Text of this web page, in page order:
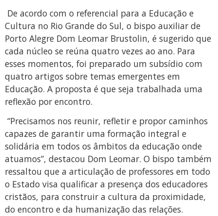
De acordo com o referencial para a Educação e
Cultura no Rio Grande do Sul, o bispo auxiliar de
Porto Alegre Dom Leomar Brustolin, é sugerido que
cada núcleo se reúna quatro vezes ao ano. Para
esses momentos, foi preparado um subsídio com
quatro artigos sobre temas emergentes em
Educação. A proposta é que seja trabalhada uma
reflexão por encontro.
“Precisamos nos reunir, refletir e propor caminhos
capazes de garantir uma formação integral e
solidária em todos os âmbitos da educação onde
atuamos”, destacou Dom Leomar. O bispo também
ressaltou que a articulação de professores em todo
o Estado visa qualificar a presença dos educadores
cristãos, para construir a cultura da proximidade,
do encontro e da humanização das relações.